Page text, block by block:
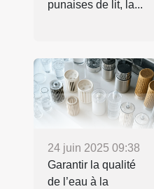
punaises de lit, la...
24 juin 2025 09:38
Garantir la qualité
de l’eau à la